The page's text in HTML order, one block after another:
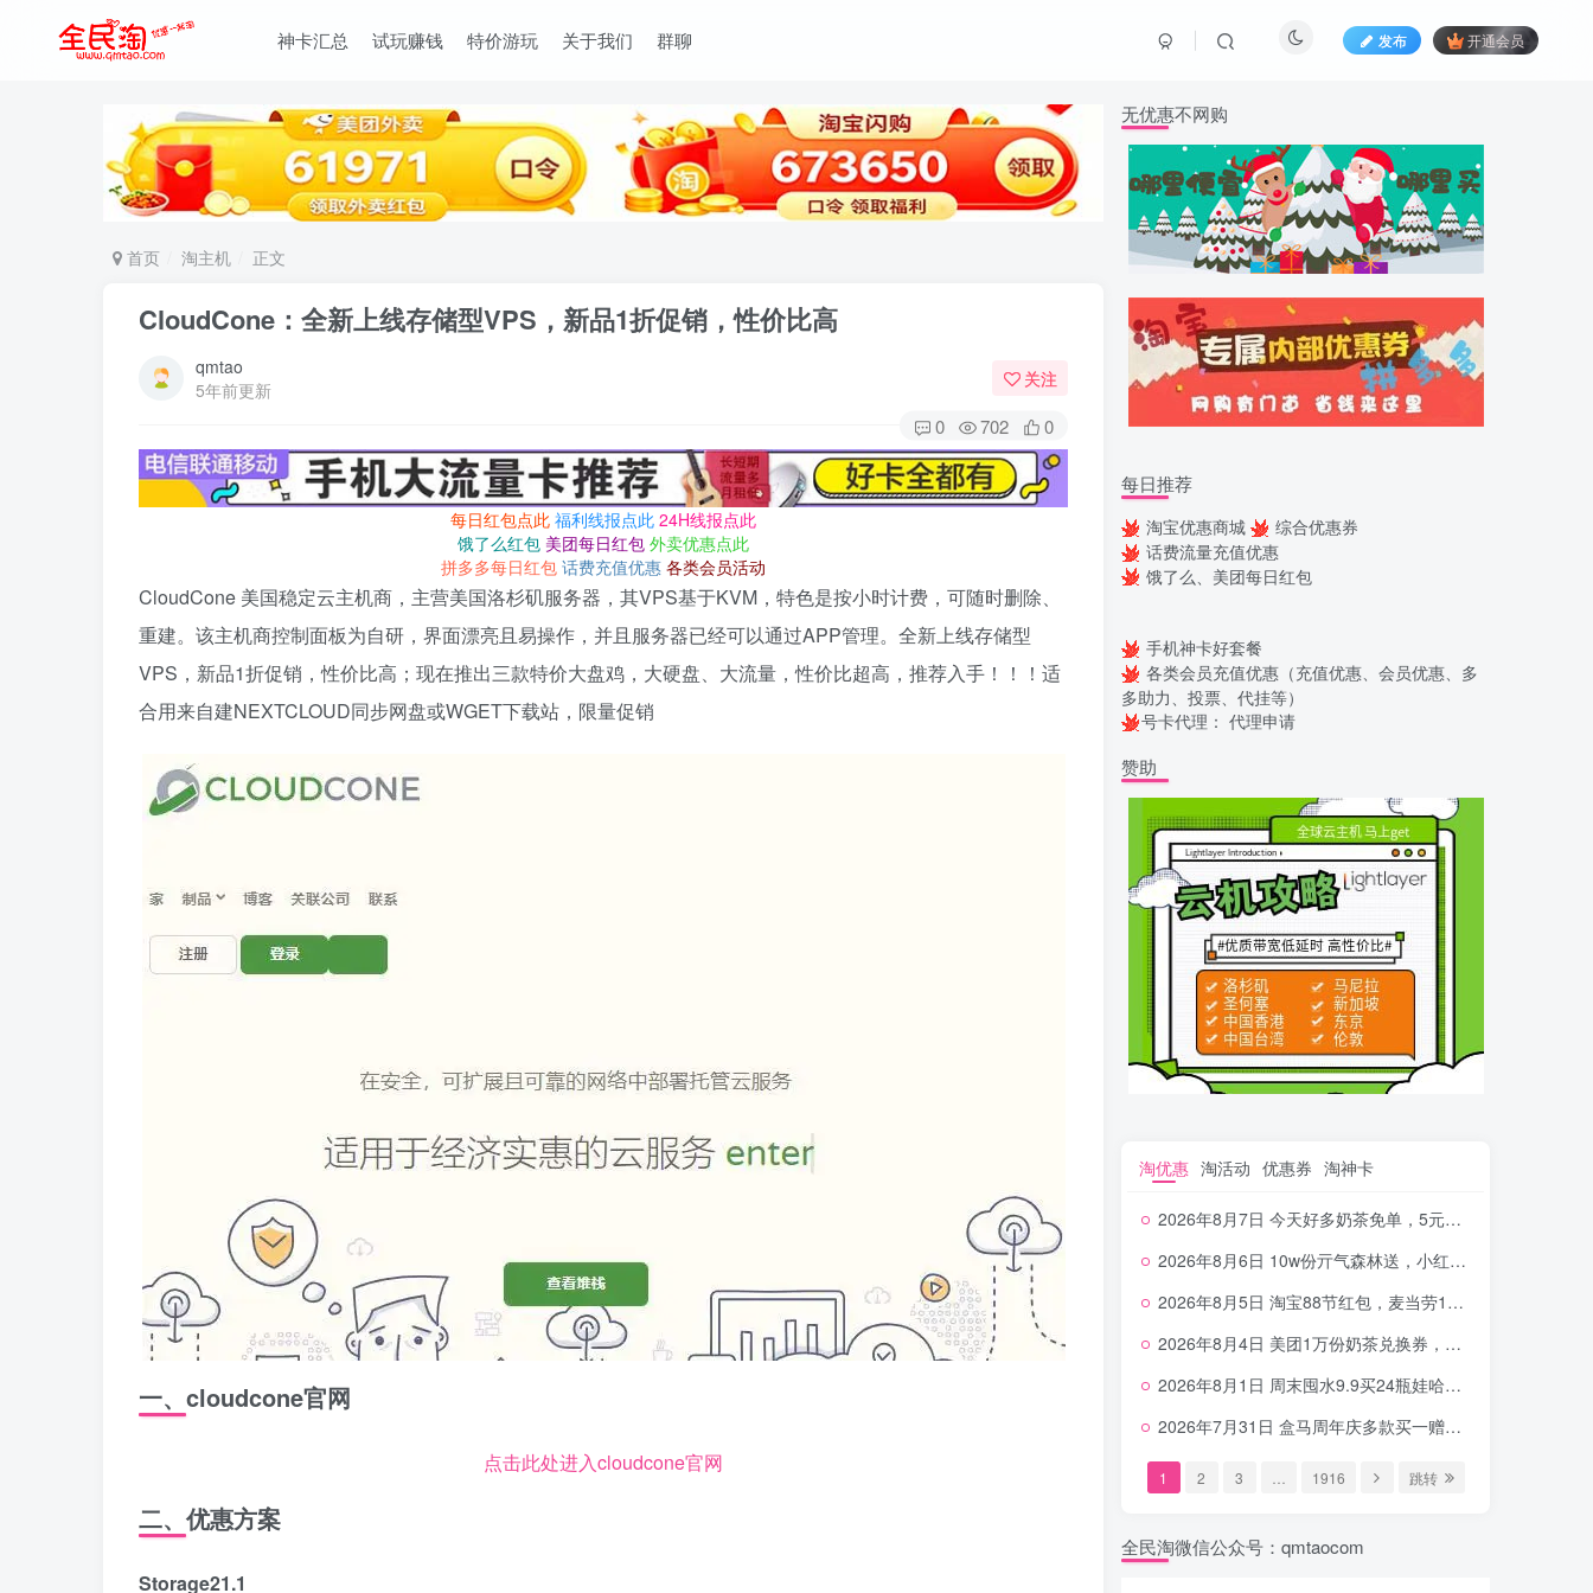
神卡汇总 试玩赚钱 特价游玩 关于我们 群聊 发布 开通会员
首页 淘主机 正文
CloudCone：全新上线存储型VPS，新品1折促销，性价比高
qmtao
5年前更新
关注
0 702 0
每日红包点此 福利线报点此 24H线报点此
饿了么红包 美团每日红包 外卖优惠点此
拼多多每日红包 话费充值优惠 各类会员活动
CloudCone 美国稳定云主机商，主营美国洛杉矶服务器，其VPS基于KVM，特色是按小时计费，可随时删除、
重建。该主机商控制面板为自研，界面漂亮且易操作，并且服务器已经可以通过APP管理。全新上线存储型
VPS，新品1折促销，性价比高；现在推出三款特价大盘鸡，大硬盘、大流量，性价比超高，推荐入手！！！适
合用来自建NEXTCLOUD同步网盘或WGET下载站，限量促销
一、cloudcone官网
点击此处进入cloudcone官网
二、优惠方案
Storage21.1
无优惠不网购
每日推荐
淘宝优惠商城
综合优惠券
话费流量充值优惠
饿了么、美团每日红包
手机神卡好套餐
各类会员充值优惠（充值优惠、会员优惠、多
多助力、投票、代挂等）
号卡代理： 代理申请
赞助
淘优惠 淘活动 优惠券 淘神卡
2026年8月7日 今天好多奶茶免单，5元农行省钱卡，京东抢0.01沪上，邮储5.88元等
2026年8月6日 10w份亓气森林送，小红书12元无门槛，中行电费30-10，0元柠檬水+0撸汉堡等
2026年8月5日 淘宝88节红包，麦当劳150万份柠檬水，三万份瑞幸免单，霸王9万份0.01券等
2026年8月4日 美团1万份奶茶兑换券，农行5E卡，中行支付超给利，美团领18个冰激凌，小米每天领2-6元等等
2026年8月1日 周末囤水9.9买24瓶娃哈哈，建行100元京东券，移动5元话费，麦当劳甜筒，交行立减金等
2026年7月31日 盒马周年庆多款买一赠一，饿了么拆红包，建行30立减金，农行领10元刷卡金等
1 2 3 1916 跳转
全民淘微信公众号：qmtaocom